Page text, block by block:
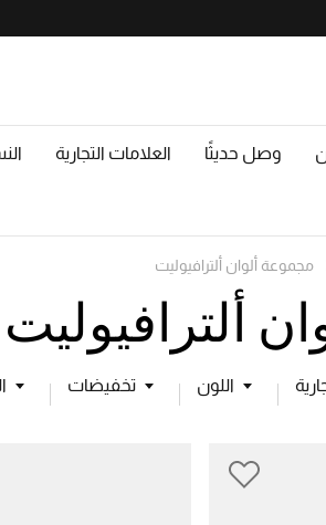
وصل حديثًا العلامات التجارية
مجموعة ألوان ألترافيوليت
ألترافيوليت
اللون تخفيضات